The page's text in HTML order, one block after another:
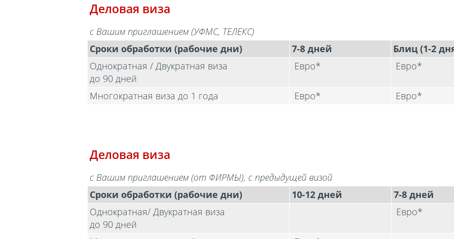
Деловая виза
с Вашим приглашением (УФМС, ТЕЛЕКС)
Сроки обработки (рабочие дни)
7-8 дней
Блиц (1-2
Однократная / Двукратная виза
до 90 дней
Евро* Евро*
Многократная виза до 1 года Евро* Евро*
Деловая виза
с Вашим приглашением (от ФИРМЫ), с предыдущей визой
Сроки обработки (рабочие дни)
10-12 дней
7-8 дней
Однократная/ Двукратная виза
до 90 дней
Евро*